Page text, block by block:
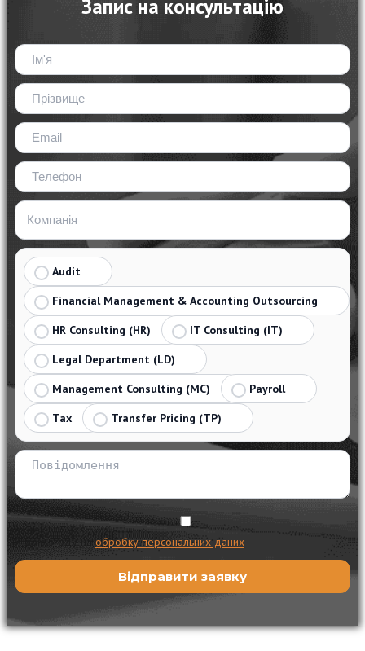
Запис на консультацію
Audit
Financial Management & Accounting Outsourcing
HR Consulting (HR)
IT Consulting (IT)
Legal Department (LD)
Management Consulting (MC)
Payroll
Tax
Transfer Pricing (TP)
Я даю згоду наобробку персональних даних